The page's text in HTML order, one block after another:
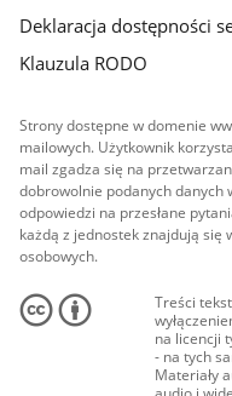
Deklaracja dostępności
Klauzula RODO
Strony dostępne w domenie
mailowych. Użytkownik
mail zgadza się na
dobrowolnie podanych danych
odpowiedzi na przesłane
każdą z jednostek znajdują się
osobowych.
Treści
na licencji
- na tych
Materiały